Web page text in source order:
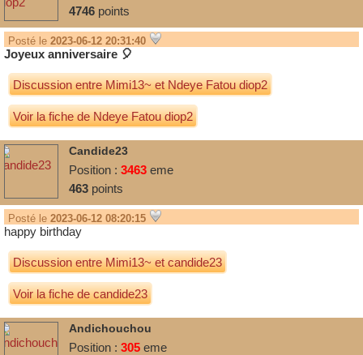
4746 points
Posté le 2023-06-12 20:31:40
Joyeux anniversaire 🎈
Discussion entreMimi13~etNdeye Fatou diop2
Voir la fiche de Ndeye Fatou diop2
Candide23
Position : 3463 eme
463 points
Posté le 2023-06-12 08:20:15
happy birthday
Discussion entreMimi13~etcandide23
Voir la fiche de candide23
Andichouchou
Position : 305 eme